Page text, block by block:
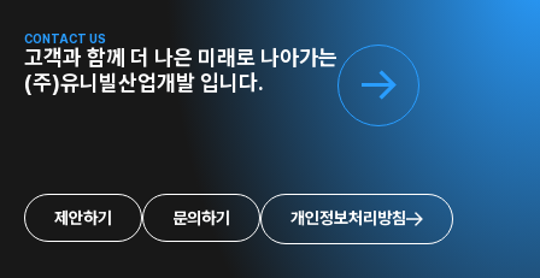
CONTACT US
고객과 함께 더 나은 미래로 나아가는
(주)유니빌산업개발 입니다.
제안하기 문의하기 개인정보처리방침